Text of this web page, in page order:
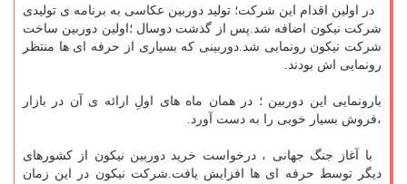
در اولین اقدام این شرکت؛ تولید دوربین عکاسی به برنامه ی تولیدی
شرکت نیکون اضافه شد.پس از گذشت دوسال ؛اولین دوربین ساخت
شرکت نیکون رونمایی شد.دوربینی که بسیاری از حرفه ای ها منتظر
رونمایی اش بودند.
بارونمایی این دوربین ؛ در همان ماه های اولِ ارائه ی آن در بازار
،فروش بسیار خوبی را به دست آورد.
با آغاز جنگ جهانی ، درخواست خرید دوربین نیکون از کشورهای
دیگر توسط حرفه ای ها افزایش یافت.شرکت نیکون در این زمان